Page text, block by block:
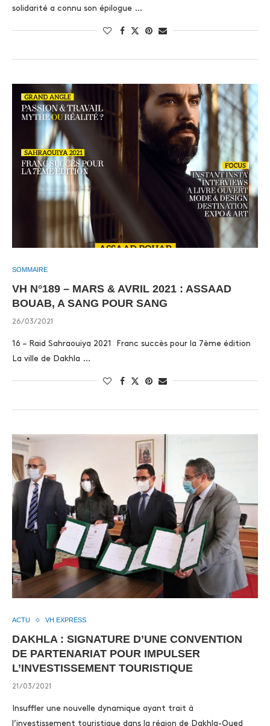
solidarité a connu son épilogue …
SOMMAIRE
VH N°189 – MARS & AVRIL 2021 : ASSAAD
BOUAB, A SANG POUR SANG
26/03/2021
16 – Raid Sahraouiya 2021 Franc succès pour la 7ème édition
La ville de Dakhla …
ACTU VH EXPRESS
DAKHLA : SIGNATURE D’UNE CONVENTION
DE PARTENARIAT POUR IMPULSER
L’INVESTISSEMENT TOURISTIQUE
21/03/2021
Insuffler une nouvelle dynamique ayant trait à
l’investissement touristique dans la région de Dakhla-Oued